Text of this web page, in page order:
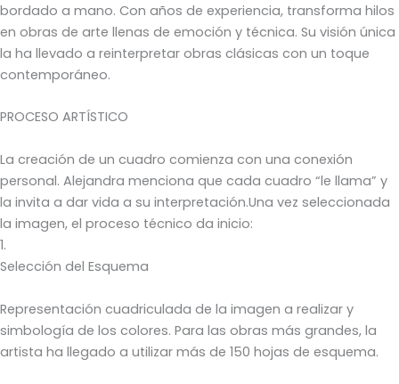
bordado a mano. Con años de experiencia, transforma hilos
en obras de arte llenas de emoción y técnica. Su visión única
la ha llevado a reinterpretar obras clásicas con un toque
contemporáneo.
PROCESO ARTÍSTICO
La creación de un cuadro comienza con una conexión
personal. Alejandra menciona que cada cuadro “le llama” y
la invita a dar vida a su interpretación.Una vez seleccionada
la imagen, el proceso técnico da inicio:
1.
Selección del Esquema
Representación cuadriculada de la imagen a realizar y
simbología de los colores. Para las obras más grandes, la
artista ha llegado a utilizar más de 150 hojas de esquema.